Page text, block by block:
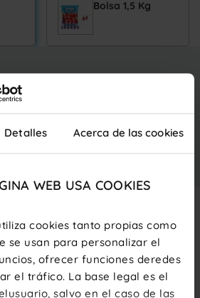
Detalles Acerca de las cookies
WEB USA COOKIES
cookies tanto propias como
se usan para personalizar el
ofrecer funciones deredes
el tráfico. La base legal es el
salvo en el caso de las
Bolsa 1,5 Kg
Añadir al carrito
huesocon un increíble sabor a
gelatina irresistible. Golosina
que hará que no puedan